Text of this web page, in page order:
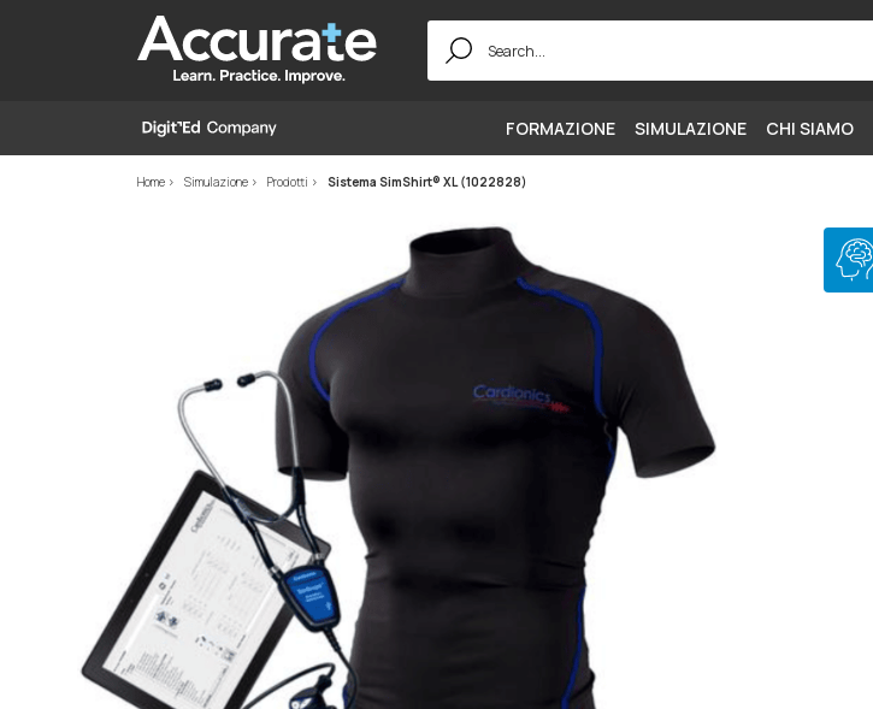
Search
for:
FORMAZIONE SIMULAZIONE CHI SIAMO
Home Simulazione Prodotti Sistema SimShirt® XL (1022828)